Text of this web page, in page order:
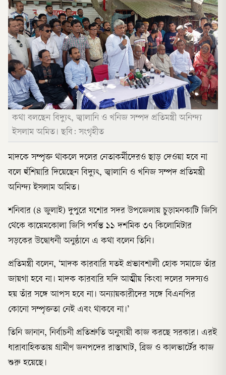
কথা বলছেন বিদ্যুৎ, জ্বালানি ও খনিজ সম্পদ প্রতিমন্ত্রী অনিন্দ্য
ইসলাম অমিত। ছবি: সংগৃহীত
মাদকে সম্পৃক্ত থাকলে দলের নেতাকর্মীদেরও ছাড় দেওয়া হবে না
বলে হুঁশিয়ারি দিয়েছেন বিদ্যুৎ, জ্বালানি ও খনিজ সম্পদ প্রতিমন্ত্রী
অনিন্দ্য ইসলাম অমিত।
শনিবার (৪ জুলাই) দুপুরে যশোর সদর উপজেলায় চুড়ামনকাটি জিসি
থেকে কায়েমকোলা জিসি পর্যন্ত ১১ দশমিক ৩৭ কিলোমিটার
সড়কের উদ্বোধনী অনুষ্ঠানে এ কথা বলেন তিনি।
প্রতিমন্ত্রী বলেন, ‘মাদক কারবারি যতই প্রভাবশালী হোক সমাজে তাঁর
জায়গা হবে না। মাদক কারবারি যদি আত্মীয় কিংবা দলের সদস্যও
হয় তাঁর সঙ্গে আপস হবে না। অন্যায়কারীদের সঙ্গে বিএনপির
কোনো সম্পৃক্ততা নেই এবং থাকবে না।’
তিনি জানান, নির্বাচনী প্রতিশ্রুতি অনুযায়ী কাজ করছে সরকার। এরই
ধারাবাহিকতায় গ্রামীণ জনপদের রাস্তাঘাট, ব্রিজ ও কালভার্টের কাজ
শুরু হয়েছে।